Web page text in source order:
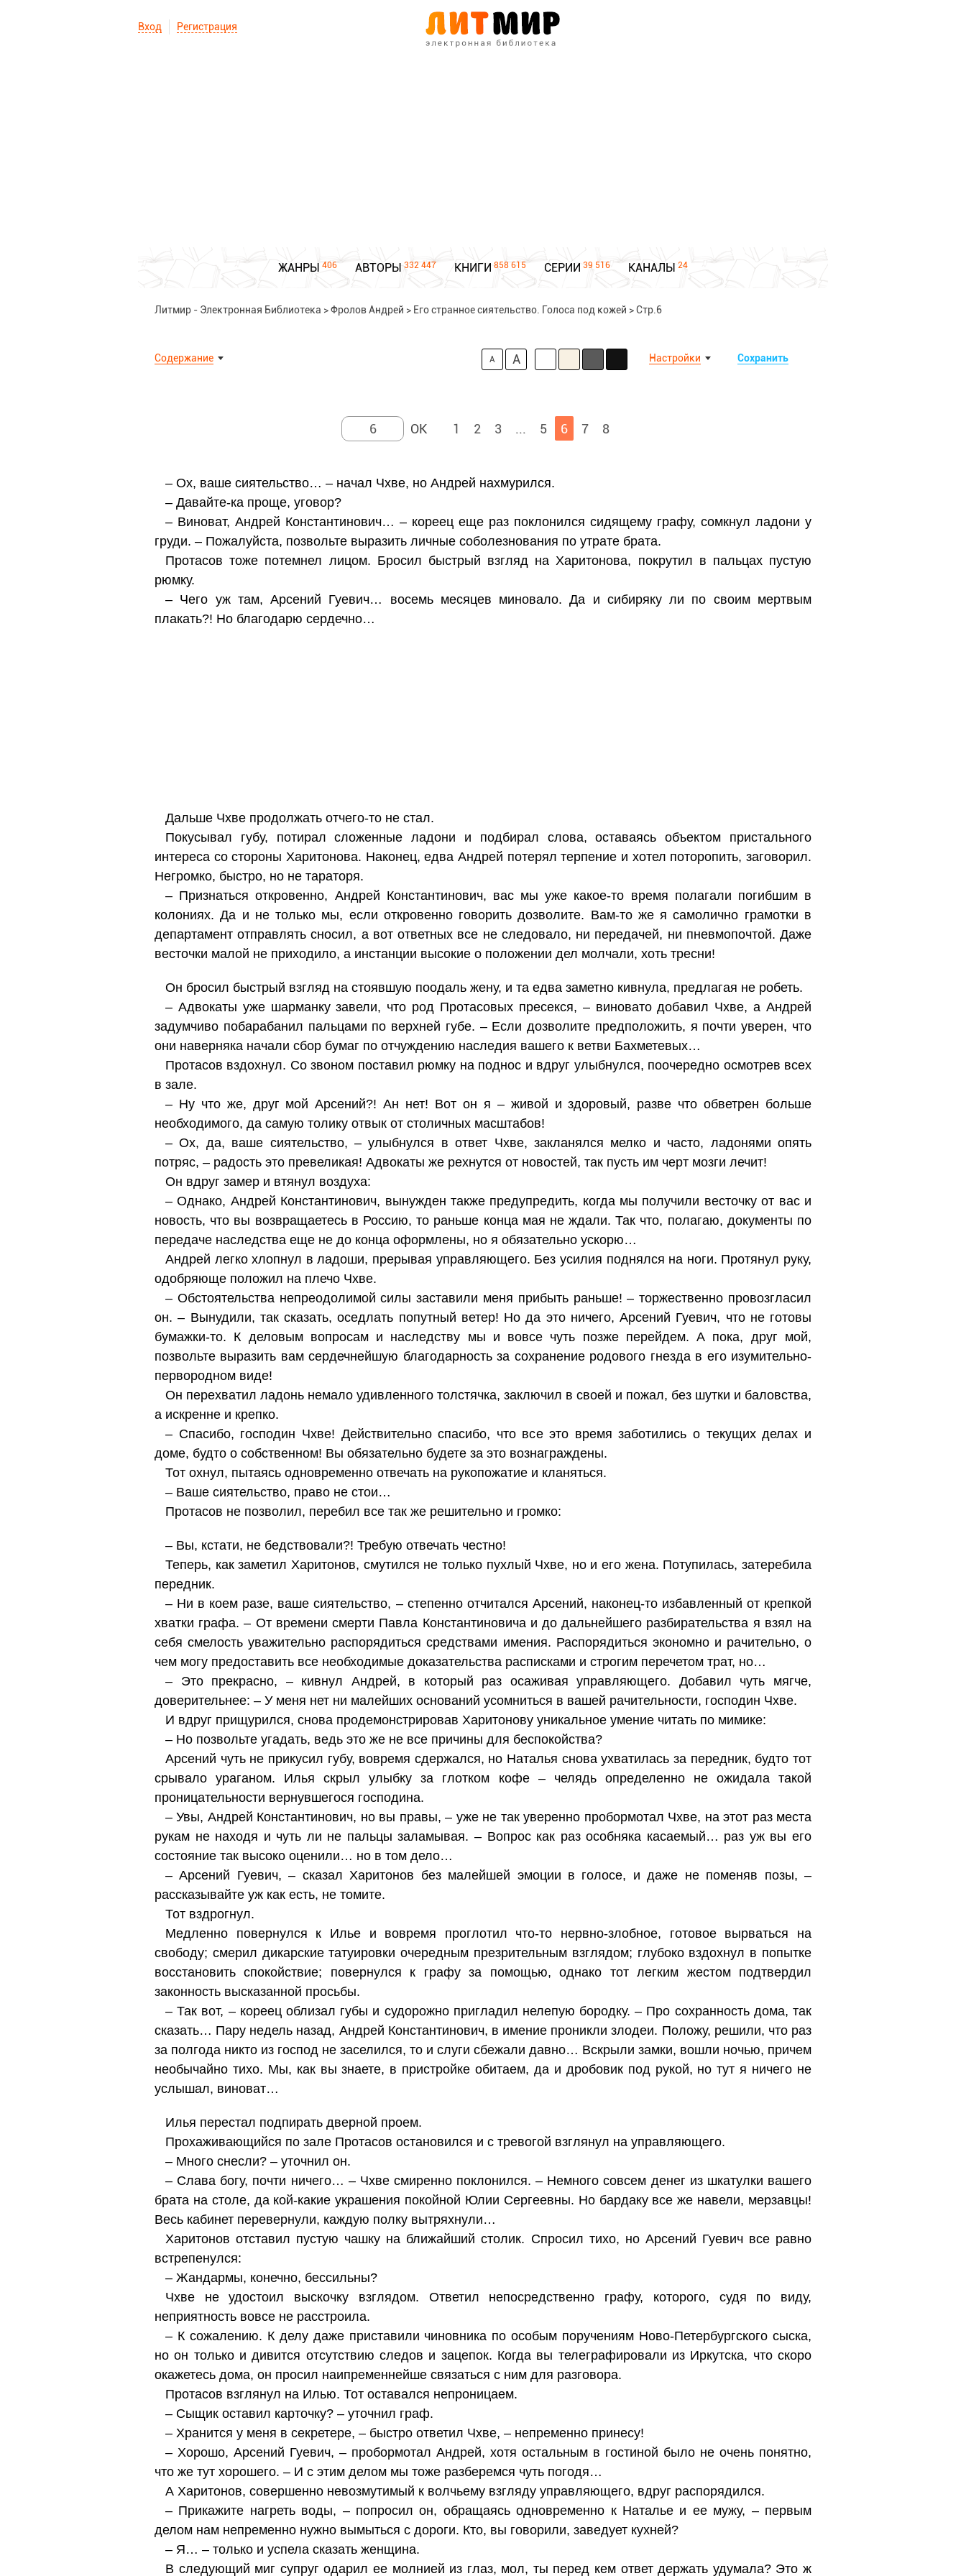
Вход Регистрация
ЖАНРЫ 406 АВТОРЫ 332 447 КНИГИ 858 615 СЕРИИ 39 516 КАНАЛЫ 24
Литмир - Электронная Библиотека >Фролов Андрей > Его странное сиятельство. Голоса под кожей >Стр.6
Содержание Сохранить
Настройки
A A
1 2 3 ... 5 6 7 8
– Ох, ваше сиятельство… – начал Чхве, но Андрей нахмурился.
– Давайте-ка проще, уговор?
– Виноват, Андрей Константинович… – кореец еще раз поклонился сидящему графу, сомкнул ладони у
груди. – Пожалуйста, позвольте выразить личные соболезнования по утрате брата.
Протасов тоже потемнел лицом. Бросил быстрый взгляд на Харитонова, покрутил в пальцах пустую
рюмку.
– Чего уж там, Арсений Гуевич… восемь месяцев миновало. Да и сибиряку ли по своим мертвым
плакать?! Но благодарю сердечно…
Дальше Чхве продолжать отчего-то не стал.
Покусывал губу, потирал сложенные ладони и подбирал слова, оставаясь объектом пристального
интереса со стороны Харитонова. Наконец, едва Андрей потерял терпение и хотел поторопить, заговорил.
Негромко, быстро, но не тараторя.
– Признаться откровенно, Андрей Константинович, вас мы уже какое-то время полагали погибшим в
колониях. Да и не только мы, если откровенно говорить дозволите. Вам-то же я самолично грамотки в
департамент отправлять сносил, а вот ответных все не следовало, ни передачей, ни пневмопочтой. Даже
весточки малой не приходило, а инстанции высокие о положении дел молчали, хоть тресни!
Он бросил быстрый взгляд на стоявшую поодаль жену, и та едва заметно кивнула, предлагая не робеть.
– Адвокаты уже шарманку завели, что род Протасовых пресекся, – виновато добавил Чхве, а Андрей
задумчиво побарабанил пальцами по верхней губе. – Если дозволите предположить, я почти уверен, что
они наверняка начали сбор бумаг по отчуждению наследия вашего к ветви Бахметевых…
Протасов вздохнул. Со звоном поставил рюмку на поднос и вдруг улыбнулся, поочередно осмотрев всех
в зале.
– Ну что же, друг мой Арсений?! Ан нет! Вот он я – живой и здоровый, разве что обветрен больше
необходимого, да самую толику отвык от столичных масштабов!
– Ох, да, ваше сиятельство, – улыбнулся в ответ Чхве, закланялся мелко и часто, ладонями опять
потряс, – радость это превеликая! Адвокаты же рехнутся от новостей, так пусть им черт мозги лечит!
Он вдруг замер и втянул воздуха:
– Однако, Андрей Константинович, вынужден также предупредить, когда мы получили весточку от вас и
новость, что вы возвращаетесь в Россию, то раньше конца мая не ждали. Так что, полагаю, документы по
передаче наследства еще не до конца оформлены, но я обязательно ускорю…
Андрей легко хлопнул в ладоши, прерывая управляющего. Без усилия поднялся на ноги. Протянул руку,
одобряюще положил на плечо Чхве.
– Обстоятельства непреодолимой силы заставили меня прибыть раньше! – торжественно провозгласил
он. – Вынудили, так сказать, оседлать попутный ветер! Но да это ничего, Арсений Гуевич, что не готовы
бумажки-то. К деловым вопросам и наследству мы и вовсе чуть позже перейдем. А пока, друг мой,
позвольте выразить вам сердечнейшую благодарность за сохранение родового гнезда в его изумительно-
первородном виде!
Он перехватил ладонь немало удивленного толстячка, заключил в своей и пожал, без шутки и баловства,
а искренне и крепко.
– Спасибо, господин Чхве! Действительно спасибо, что все это время заботились о текущих делах и
доме, будто о собственном! Вы обязательно будете за это вознаграждены.
Тот охнул, пытаясь одновременно отвечать на рукопожатие и кланяться.
– Ваше сиятельство, право не стои…
Протасов не позволил, перебил все так же решительно и громко:
– Вы, кстати, не бедствовали?! Требую отвечать честно!
Теперь, как заметил Харитонов, смутился не только пухлый Чхве, но и его жена. Потупилась, затеребила
передник.
– Ни в коем разе, ваше сиятельство, – степенно отчитался Арсений, наконец-то избавленный от крепкой
хватки графа. – От времени смерти Павла Константиновича и до дальнейшего разбирательства я взял на
себя смелость уважительно распорядиться средствами имения. Распорядиться экономно и рачительно, о
чем могу предоставить все необходимые доказательства расписками и строгим перечетом трат, но…
– Это прекрасно, – кивнул Андрей, в который раз осаживая управляющего. Добавил чуть мягче,
доверительнее: – У меня нет ни малейших оснований усомниться в вашей рачительности, господин Чхве.
И вдруг прищурился, снова продемонстрировав Харитонову уникальное умение читать по мимике:
– Но позвольте угадать, ведь это же не все причины для беспокойства?
Арсений чуть не прикусил губу, вовремя сдержался, но Наталья снова ухватилась за передник, будто тот
срывало ураганом. Илья скрыл улыбку за глотком кофе – челядь определенно не ожидала такой
проницательности вернувшегося господина.
– Увы, Андрей Константинович, но вы правы, – уже не так уверенно пробормотал Чхве, на этот раз места
рукам не находя и чуть ли не пальцы заламывая. – Вопрос как раз особняка касаемый… раз уж вы его
состояние так высоко оценили… но в том дело…
– Арсений Гуевич, – сказал Харитонов без малейшей эмоции в голосе, и даже не поменяв позы, –
рассказывайте уж как есть, не томите.
Тот вздрогнул.
Медленно повернулся к Илье и вовремя проглотил что-то нервно-злобное, готовое вырваться на
свободу; смерил дикарские татуировки очередным презрительным взглядом; глубоко вздохнул в попытке
восстановить спокойствие; повернулся к графу за помощью, однако тот легким жестом подтвердил
законность высказанной просьбы.
– Так вот, – кореец облизал губы и судорожно пригладил нелепую бородку. – Про сохранность дома, так
сказать… Пару недель назад, Андрей Константинович, в имение проникли злодеи. Положу, решили, что раз
за полгода никто из господ не заселился, то и слуги сбежали давно… Вскрыли замки, вошли ночью, причем
необычайно тихо. Мы, как вы знаете, в пристройке обитаем, да и дробовик под рукой, но тут я ничего не
услышал, виноват…
Илья перестал подпирать дверной проем.
Прохаживающийся по зале Протасов остановился и с тревогой взглянул на управляющего.
– Много снесли? – уточнил он.
– Слава богу, почти ничего… – Чхве смиренно поклонился. – Немного совсем денег из шкатулки вашего
брата на столе, да кой-какие украшения покойной Юлии Сергеевны. Но бардаку все же навели, мерзавцы!
Весь кабинет перевернули, каждую полку вытряхнули…
Харитонов отставил пустую чашку на ближайший столик. Спросил тихо, но Арсений Гуевич все равно
встрепенулся:
– Жандармы, конечно, бессильны?
Чхве не удостоил выскочку взглядом. Ответил непосредственно графу, которого, судя по виду,
неприятность вовсе не расстроила.
– К сожалению. К делу даже приставили чиновника по особым поручениям Ново-Петербургского сыска,
но он только и дивится отсутствию следов и зацепок. Когда вы телеграфировали из Иркутска, что скоро
окажетесь дома, он просил наипременнейше связаться с ним для разговора.
Протасов взглянул на Илью. Тот оставался непроницаем.
– Сыщик оставил карточку? – уточнил граф.
– Хранится у меня в секретере, – быстро ответил Чхве, – непременно принесу!
– Хорошо, Арсений Гуевич, – пробормотал Андрей, хотя остальным в гостиной было не очень понятно,
что же тут хорошего. – И с этим делом мы тоже разберемся чуть погодя…
А Харитонов, совершенно невозмутимый к волчьему взгляду управляющего, вдруг распорядился.
– Прикажите нагреть воды, – попросил он, обращаясь одновременно к Наталье и ее мужу, – первым
делом нам непременно нужно вымыться с дороги. Кто, вы говорили, заведует кухней?
– Я… – только и успела сказать женщина.
В следующий миг супруг одарил ее молнией из глаз, мол, ты перед кем ответ держать удумала? Это ж